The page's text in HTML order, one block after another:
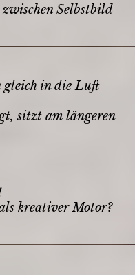
Selbstbild
in die Luft
sitzt am längeren
kreativer Motor?